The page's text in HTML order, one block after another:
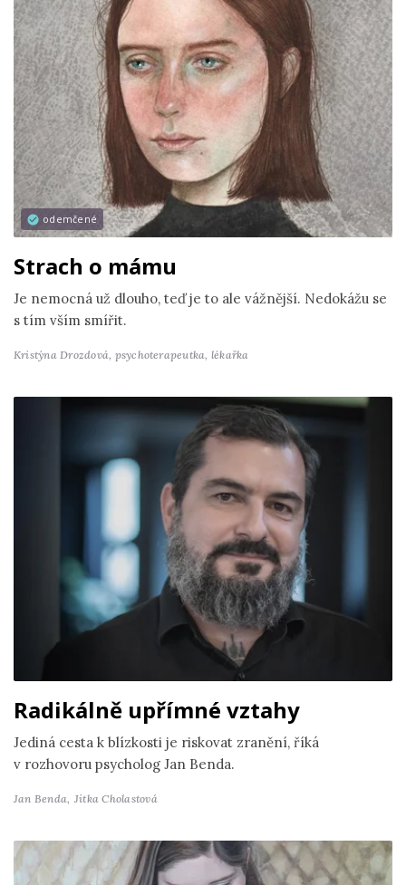
odemčené
Strach o mámu
Je nemocná už dlouho, teď je to ale vážnější. Nedokážu se
s tím vším smířit.
Kristýna Drozdová, psychoterapeutka, lékařka
Radikálně upřímné vztahy
Jediná cesta k blízkosti je riskovat zranění, říká
v rozhovoru psycholog Jan Benda.
Jan Benda, Jitka Cholastová